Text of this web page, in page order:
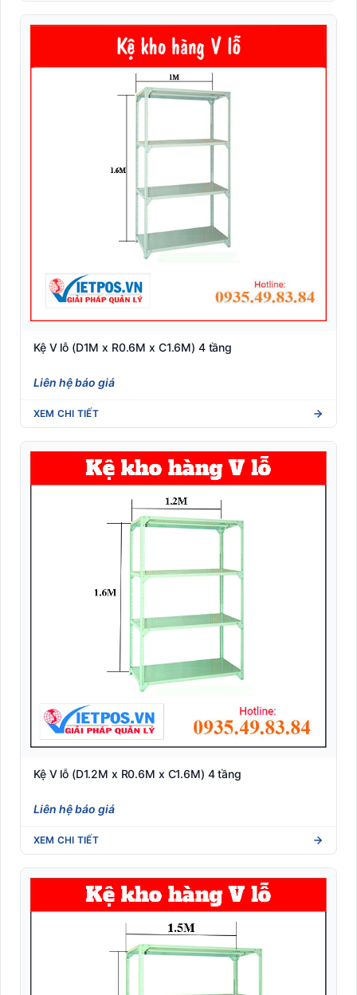
Kệ V lỗ (D1M x R0.6M x C1.6M) 4 tầng
Liên hệ báo giá
XEM CHI TIẾT
Kệ V lỗ (D1.2M x R0.6M x C1.6M) 4 tầng
Liên hệ báo giá
XEM CHI TIẾT